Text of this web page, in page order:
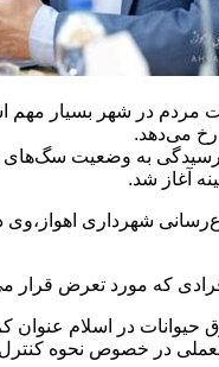
مردم در شهر بسیار مهم
رخ می‌دهد.
آغاز شد.
شهرداری
که مورد تعرض
حیوانات در اسلام عنوان
در خصوص نحوه